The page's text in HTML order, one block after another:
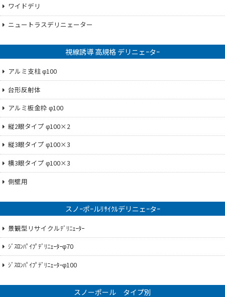
ワイドデリ
ニュートラスデリニェーター
視線誘導 高規格 デリニェｰタｰ
アルミ支柱 φ100
台形反射体
アルミ板金枠 φ100
縦2眼タイプ φ100×2
縦3眼タイプ φ100×3
横3眼タイプ φ100×3
側壁用
スノｰポｰルﾘｻｲｸﾙデリニェｰタｰ
景観型リサイクルﾃﾞﾘﾆｪｰﾀｰ
ｼﾞｽﾛﾝﾊﾟｲﾌﾟﾃﾞﾘﾆｪｰﾀｰφ70
ｼﾞｽﾛﾝﾊﾟｲﾌﾟﾃﾞﾘﾆｪｰﾀｰφ100
スノーポール タイプ別